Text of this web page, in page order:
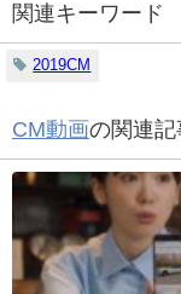
関連キーワード
2019CM
CM動画の関連記